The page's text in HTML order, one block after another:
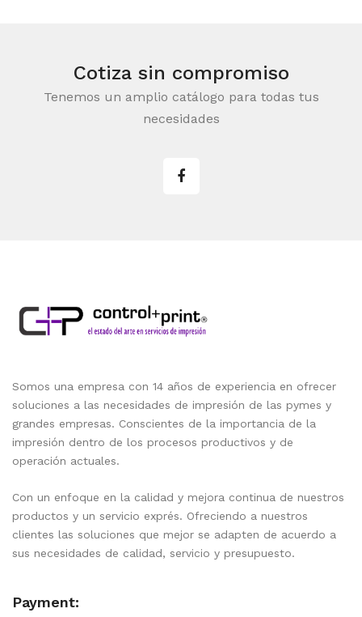
Cotiza sin compromiso
Tenemos un amplio catálogo para todas tus
necesidades
Somos una empresa con 14 años de experiencia en ofrecer
soluciones a las necesidades de impresión de las pymes y
grandes empresas. Conscientes de la importancia de la
impresión dentro de los procesos productivos y de
operación actuales.
Con un enfoque en la calidad y mejora continua de nuestros
productos y un servicio exprés. Ofreciendo a nuestros
clientes las soluciones que mejor se adapten de acuerdo a
sus necesidades de calidad, servicio y presupuesto.
Payment: